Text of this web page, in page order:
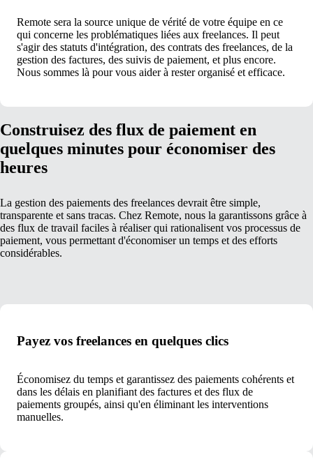
Remote sera la source unique de vérité de votre équipe en ce
qui concerne les problématiques liées aux freelances. Il peut
s'agir des statuts d'intégration, des contrats des freelances, de la
gestion des factures, des suivis de paiement, et plus encore.
Nous sommes là pour vous aider à rester organisé et efficace.
Construisez des flux de paiement en
quelques minutes pour économiser des
heures
La gestion des paiements des freelances devrait être simple,
transparente et sans tracas. Chez Remote, nous la garantissons grâce à
des flux de travail faciles à réaliser qui rationalisent vos processus de
paiement, vous permettant d'économiser un temps et des efforts
considérables.
Payez vos freelances en quelques clics
Économisez du temps et garantissez des paiements cohérents et
dans les délais en planifiant des factures et des flux de
paiements groupés, ainsi qu'en éliminant les interventions
manuelles.